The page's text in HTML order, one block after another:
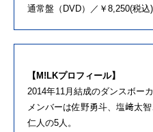
通常盤（DVD）／￥8,250(税込)
【M!LKプロフィール】
2014年11月結成のダンスボー
メンバーは佐野勇斗、塩﨑太
仁人の5人。